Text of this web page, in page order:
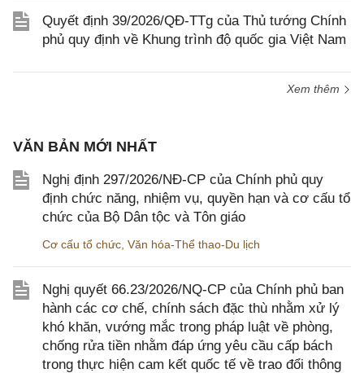
Quyết định 39/2026/QĐ-TTg của Thủ tướng Chính
phủ quy định về Khung trình độ quốc gia Việt Nam
Xem thêm
VĂN BẢN MỚI NHẤT
Nghị định 297/2026/NĐ-CP của Chính phủ quy
định chức năng, nhiệm vụ, quyền hạn và cơ cấu tổ
chức của Bộ Dân tộc và Tôn giáo
Cơ cấu tổ chức Văn hóa-Thể thao-Du lịch
Nghị quyết 66.23/2026/NQ-CP của Chính phủ ban
hành các cơ chế, chính sách đặc thù nhằm xử lý
khó khăn, vướng mắc trong pháp luật về phòng,
chống rửa tiền nhằm đáp ứng yêu cầu cấp bách
trong thực hiện cam kết quốc tế về trao đổi thông